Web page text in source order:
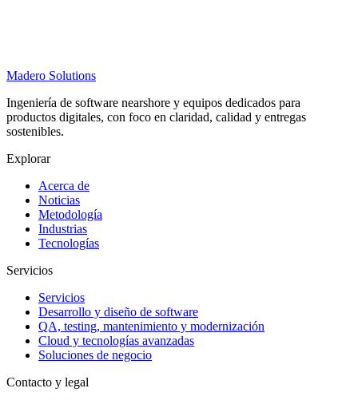
Madero Solutions
Ingeniería de software nearshore y equipos dedicados para
productos digitales, con foco en claridad, calidad y entregas
sostenibles.
Explorar
Acerca de
Noticias
Metodología
Industrias
Tecnologías
Servicios
Servicios
Desarrollo y diseño de software
QA, testing, mantenimiento y modernización
Cloud y tecnologías avanzadas
Soluciones de negocio
Contacto y legal